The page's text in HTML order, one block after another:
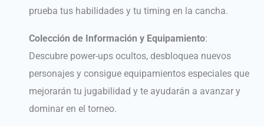
prueba tus habilidades y tu timing en la cancha.
Colección de Información y Equipamiento:
Descubre power-ups ocultos, desbloquea nuevos
personajes y consigue equipamientos especiales que
mejorarán tu jugabilidad y te ayudarán a avanzar y
dominar en el torneo.